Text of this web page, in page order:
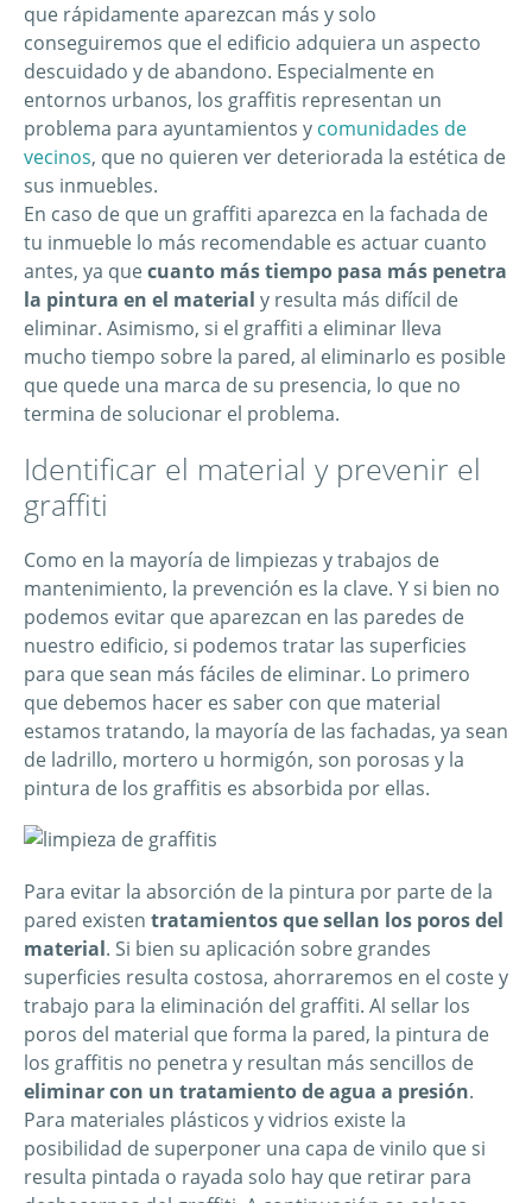
que rápidamente aparezcan más y solo
conseguiremos que el edificio adquiera un aspecto
descuidado y de abandono. Especialmente en
entornos urbanos, los graffitis representan un
problema para ayuntamientos y comunidades de
vecinos, que no quieren ver deteriorada la estética de
sus inmuebles.
En caso de que un graffiti aparezca en la fachada de
tu inmueble lo más recomendable es actuar cuanto
antes, ya quecuanto más tiempo pasa más penetra
la pintura en el material y resulta más difícil de
eliminar. Asimismo, si el graffiti a eliminar lleva
mucho tiempo sobre la pared, al eliminarlo es posible
que quede una marca de su presencia, lo que no
termina de solucionar el problema.
Identificar el material y prevenir el
graffiti
Como en la mayoría de limpiezas y trabajos de
mantenimiento, la prevención es la clave. Y si bien no
podemos evitar que aparezcan en las paredes de
nuestro edificio, si podemos tratar las superficies
para que sean más fáciles de eliminar. Lo primero
que debemos hacer es saber con que material
estamos tratando, la mayoría de las fachadas, ya sean
de ladrillo, mortero u hormigón, son porosas y la
pintura de los graffitis es absorbida por ellas.
Para evitar la absorción de la pintura por parte de la
pared existen tratamientos que sellan los poros del
material. Si bien su aplicación sobre grandes
superficies resulta costosa, ahorraremos en el coste y
trabajo para la eliminación del graffiti. Al sellar los
poros del material que forma la pared, la pintura de
los graffitis no penetra y resultan más sencillos de
eliminar con un tratamiento de agua a presión.
Para materiales plásticos y vidrios existe la
posibilidad de superponer una capa de vinilo que si
resulta pintada o rayada solo hay que retirar para